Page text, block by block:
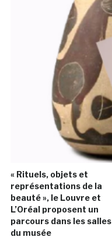
« Rituels, objets et
représentations de la
beauté », le Louvre et
L’Oréal proposent un
parcours dans les salles
du musée